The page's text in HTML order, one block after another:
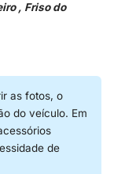
, Friso do
as fotos, o
do veículo. Em
de